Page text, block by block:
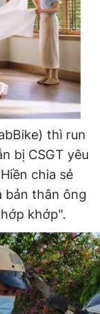
thì run
bị CSGT yêu
chia sẻ
bản thân ông
khớp".